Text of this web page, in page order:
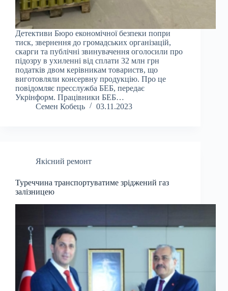
Детективи Бюро економічної безпеки попри
тиск, звернення до громадських організацій,
скарги та публічні звинувачення оголосили про
підозру в ухиленні від сплати 32 млн грн
податків двом керівникам товариств, що
виготовляли консервну продукцію. Про це
повідомляє пресслужба БЕБ, передає
Укрінформ. Працівники БЕБ…
Семен Кобець
03.11.2023
Якісний ремонт
Туреччина транспортуватиме зріджений газ
залізницею